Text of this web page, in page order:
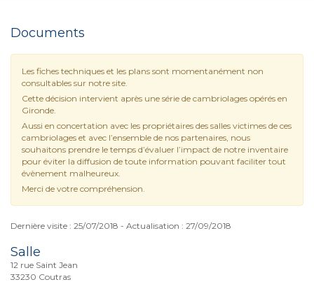
Documents
Les fiches techniques et les plans sont momentanément non
consultables sur notre site.
Cette décision intervient après une série de cambriolages opérés en
Gironde.
Aussi en concertation avec les propriétaires des salles victimes de ces
cambriolages et avec l’ensemble de nos partenaires, nous
souhaitons prendre le temps d’évaluer l’impact de notre inventaire
pour éviter la diffusion de toute information pouvant faciliter tout
évènement malheureux.
Merci de votre compréhension.
Dernière visite : 25/07/2018 - Actualisation : 27/09/2018
Salle
12 rue Saint Jean
33230 Coutras